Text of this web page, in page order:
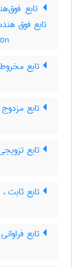
تابع
تابع فوق
تابع
تابع مزدوج
تابع
تابع ثابت ،
تابع